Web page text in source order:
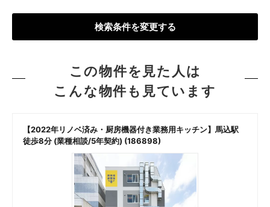
検索条件を変更する
この物件を見た人は
こんな物件も見ています
【2022年リノベ済み・厨房機器付き業務用キッチン】馬込駅
徒歩8分 (業種相談/5年契約) (186898)